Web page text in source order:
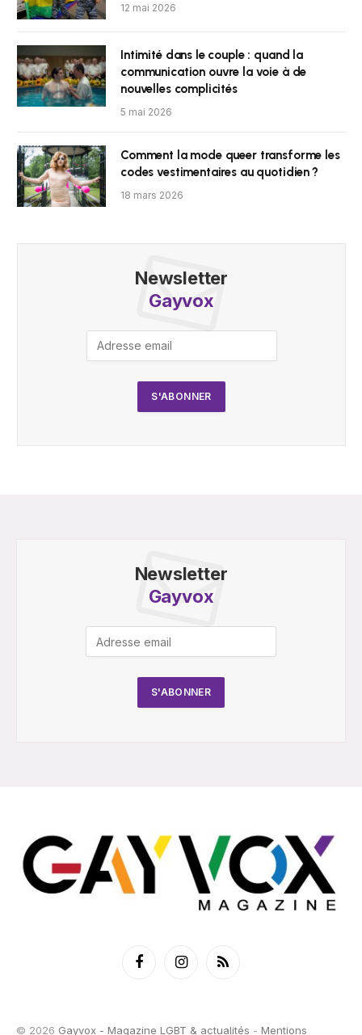
12 mai 2026
Intimité dans le couple : quand la
communication ouvre la voie à de
nouvelles complicités
5 mai 2026
Comment la mode queer transforme les
codes vestimentaires au quotidien ?
18 mars 2026
Newsletter
Gayvox
Newsletter
Gayvox
FacebookInstagramRSS
© 2026 Gayvox - Magazine LGBT & actualités - Mentions